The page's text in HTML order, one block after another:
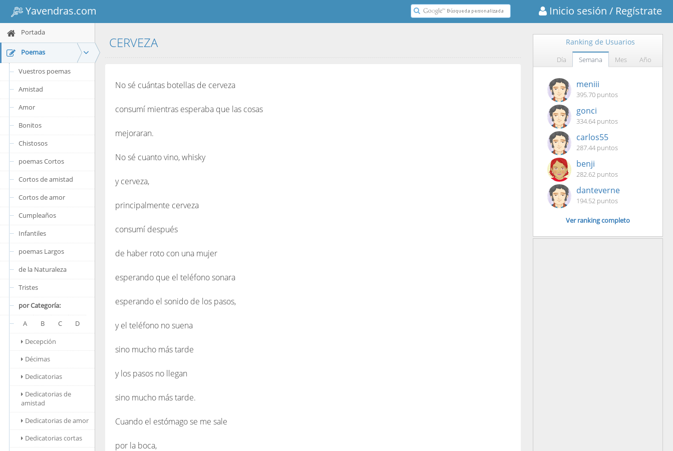
Yavendras.com Inicio sesión / Regístrate
Portada
Poemas
Vuestros poemas
Amistad
Amor
Bonitos
Chistosos
poemas Cortos
Cortos de amistad
Cortos de amor
Cumpleaños
Infantiles
poemas Largos
de la Naturaleza
Tristes
por Categoría:
A
B C
D
Decepción
Décimas
Dedicatorias
Dedicatorias de
amistad
Dedicatorias de amor
Dedicatorias cortas
CERVEZA
No sé cuántas botellas de cerveza
consumí mientras esperaba que las cosas
mejoraran.
No sé cuanto vino, whisky
y cerveza,
principalmente cerveza
consumí después
de haber roto con una mujer
esperando que el teléfono sonara
esperando el sonido de los pasos,
y el teléfono no suena
sino mucho más tarde
y los pasos no llegan
sino mucho más tarde.
Cuando el estómago se me sale
por la boca,
Ranking de Usuarios
Día Semana Mes Año
meniii
395.70 puntos
gonci
334.64 puntos
carlos55
287.44 puntos
benji
282.62 puntos
danteverne
194.52 puntos
Ver ranking completo